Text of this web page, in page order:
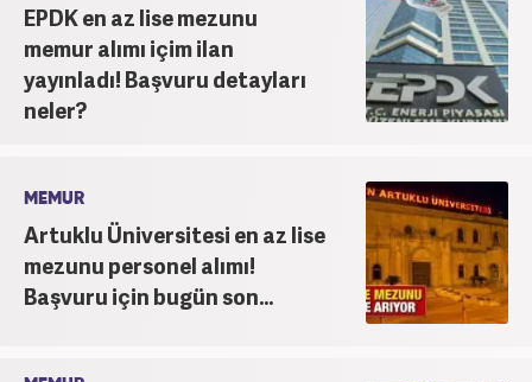
EPDK en az lise mezunu
memur alımı içim ilan
yayınladı! Başvuru detayları
neler?
MEMUR
Artuklu Üniversitesi en az lise
mezunu personel alımı!
Başvuru için bugün son...